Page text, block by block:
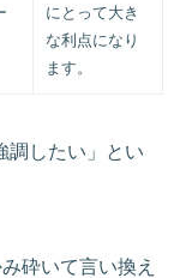
にとって大き
な利点になり
ます。
調したい」とい
砕いて言い換え